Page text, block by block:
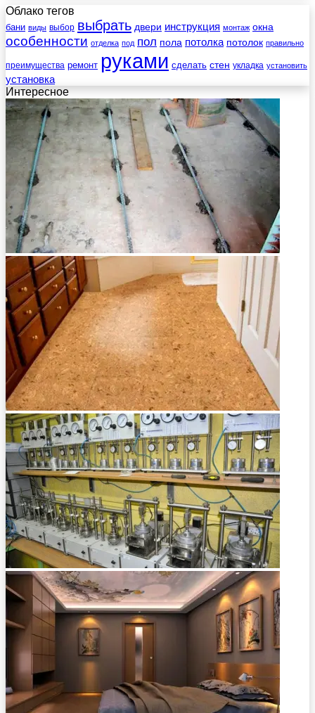
Облако тегов
бани виды выбор выбрать двери инструкция монтаж окна
особенности отделка под пол пола потолка потолок правильно
преимущества ремонт руками сделать стен укладка установить
установка
Интересное